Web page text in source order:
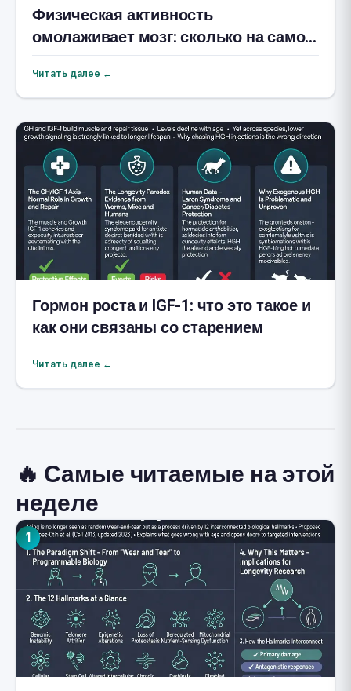
Физическая активность
омолаживает мозг: сколько на самом
деле нужно?
Читать далее ←
Гормон роста и IGF-1: что это такое и
как они связаны со старением
Читать далее ←
🔥 Самые читаемые на этой
неделе
1